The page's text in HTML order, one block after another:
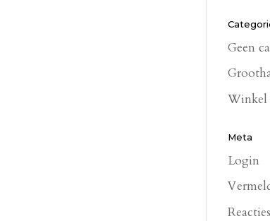
Geen
Winkel
Meta
Login